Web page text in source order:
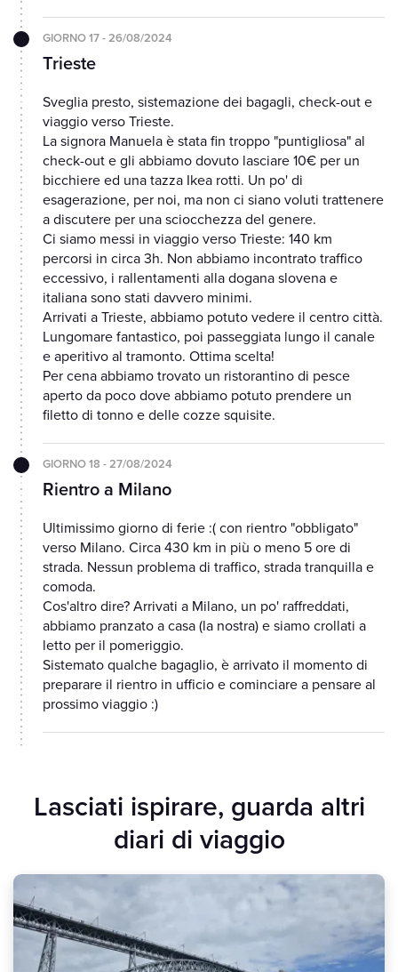
GIORNO 17 - 26/08/2024
Trieste
Sveglia presto, sistemazione dei bagagli, check-out e
viaggio verso Trieste.
La signora Manuela è stata fin troppo "puntigliosa" al
check-out e gli abbiamo dovuto lasciare 10€ per un
bicchiere ed una tazza Ikea rotti. Un po' di
esagerazione, per noi, ma non ci siano voluti trattenere
a discutere per una sciocchezza del genere.
Ci siamo messi in viaggio verso Trieste: 140 km
percorsi in circa 3h. Non abbiamo incontrato traffico
eccessivo, i rallentamenti alla dogana slovena e
italiana sono stati davvero minimi.
Arrivati a Trieste, abbiamo potuto vedere il centro città.
Lungomare fantastico, poi passeggiata lungo il canale
e aperitivo al tramonto. Ottima scelta!
Per cena abbiamo trovato un ristorantino di pesce
aperto da poco dove abbiamo potuto prendere un
filetto di tonno e delle cozze squisite.
GIORNO 18 - 27/08/2024
Rientro a Milano
Ultimissimo giorno di ferie :( con rientro "obbligato"
verso Milano. Circa 430 km in più o meno 5 ore di
strada. Nessun problema di traffico, strada tranquilla e
comoda.
Cos'altro dire? Arrivati a Milano, un po' raffreddati,
abbiamo pranzato a casa (la nostra) e siamo crollati a
letto per il pomeriggio.
Sistemato qualche bagaglio, è arrivato il momento di
preparare il rientro in ufficio e cominciare a pensare al
prossimo viaggio :)
Lasciati ispirare, guarda altri
diari di viaggio